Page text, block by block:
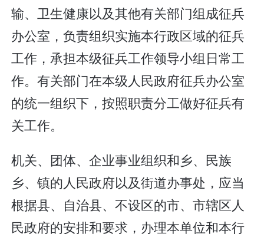
输、卫生健康以及其他有关部门组成征兵
办公室，负责组织实施本行政区域的征兵
工作，承担本级征兵工作领导小组日常工
作。有关部门在本级人民政府征兵办公室
的统一组织下，按照职责分工做好征兵有
关工作。
机关、团体、企业事业组织和乡、民族
乡、镇的人民政府以及街道办事处，应当
根据县、自治县、不设区的市、市辖区人
民政府的安排和要求，办理本单位和本行